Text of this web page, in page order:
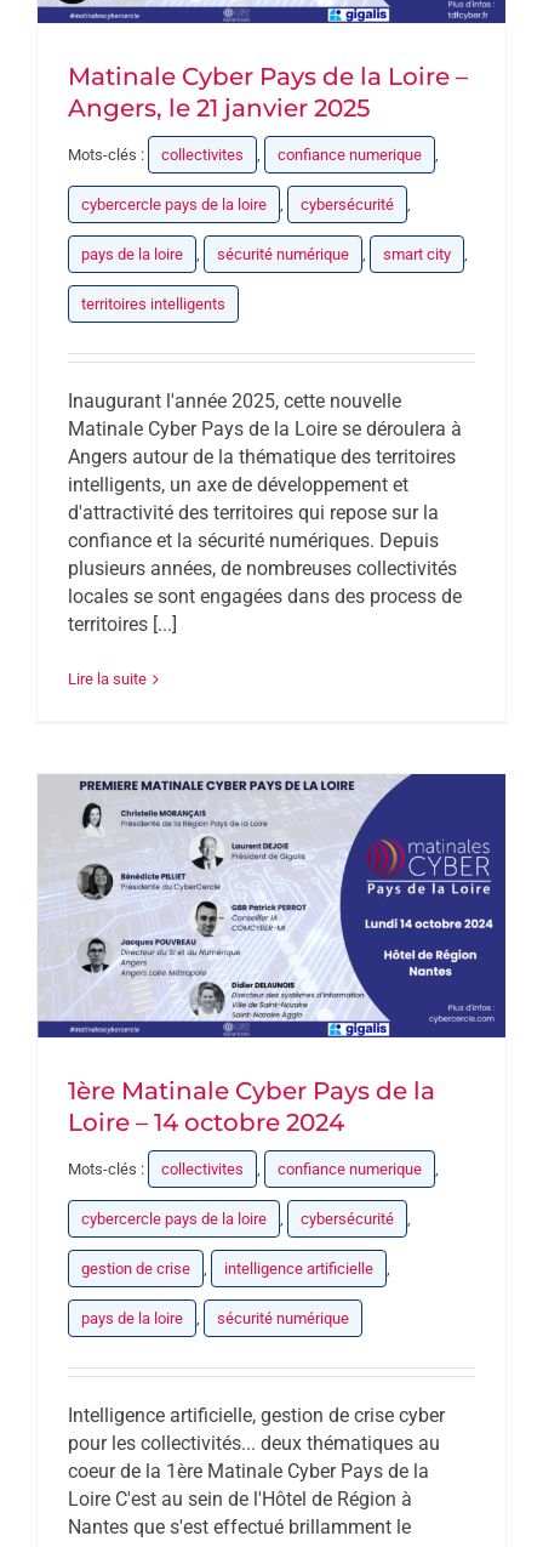
Matinale Cyber Pays de la Loire –
Angers, le 21 janvier 2025
Mots-clés : collectivites , confiance numerique ,
cybercercle pays de la loire , cybersécurité ,
pays de la loire , sécurité numérique , smart city ,
territoires intelligents
Inaugurant l'année 2025, cette nouvelle
Matinale Cyber Pays de la Loire se déroulera à
Angers autour de la thématique des territoires
intelligents, un axe de développement et
d'attractivité des territoires qui repose sur la
confiance et la sécurité numériques. Depuis
plusieurs années, de nombreuses collectivités
locales se sont engagées dans des process de
territoires [...]
Lire la suite
1ère Matinale Cyber Pays de la
Loire – 14 octobre 2024
Mots-clés : collectivites , confiance numerique ,
cybercercle pays de la loire , cybersécurité ,
gestion de crise , intelligence artificielle ,
pays de la loire , sécurité numérique
Intelligence artificielle, gestion de crise cyber
pour les collectivités... deux thématiques au
coeur de la 1ère Matinale Cyber Pays de la
Loire C'est au sein de l'Hôtel de Région à
Nantes que s'est effectué brillamment le